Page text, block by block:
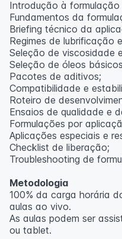
Introdução à formulação
Fundamentos da
Briefing técnico da
Regimes de lubrificação
Seleção de viscosidade
Seleção de óleos
Pacotes de aditivos;
Compatibilidade e
Roteiro de
Ensaios de qualidade e
Formulações por
Aplicações especiais e
Checklist de liberação;
Troubleshooting de
Metodologia
100% da carga horária
aulas ao vivo.
As aulas podem ser
ou tablet.